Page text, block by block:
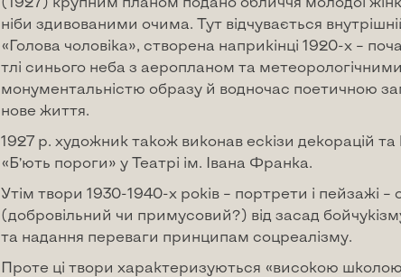
ніби здивованими очима. Тут відчувається
«Голова чоловіка», створена наприкінці 1920-х –
тлі синього неба з аеропланом та
монументальністю образу й водночас поетичною
нове життя.
1927 р. художник також виконав ескізи декорацій
«Б’ють пороги» у Театрі ім. Івана Франка.
Утім твори 1930-1940-х років – портрети і пейзажі –
(добровільний чи примусовий?) від засад
та надання переваги принципам соцреалізму.
Проте ці твори характеризуються «високою